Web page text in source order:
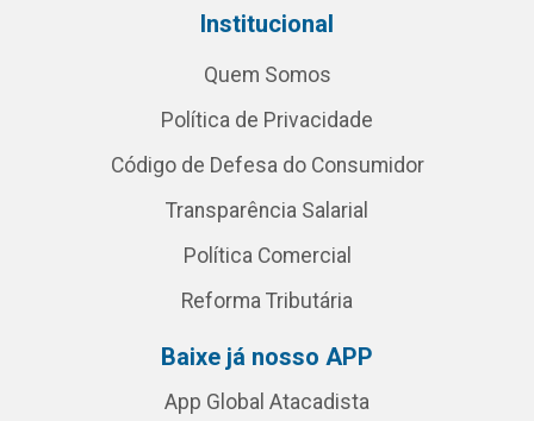
Institucional
Quem Somos
Política de Privacidade
Código de Defesa do Consumidor
Transparência Salarial
Política Comercial
Reforma Tributária
Baixe já nosso APP
App Global Atacadista